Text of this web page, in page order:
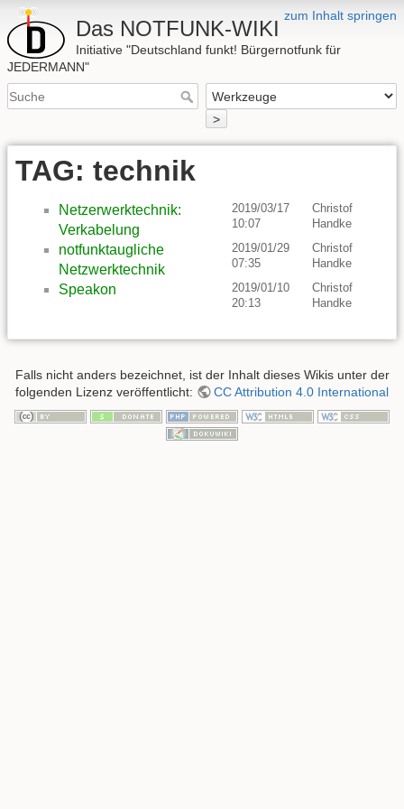
zum Inhalt springen
Das NOTFUNK-WIKI
Initiative "Deutschland funkt! Bürgernotfunk für
JEDERMANN"
>
TAG: technik
Netzerwerktechnik:
Verkabelung
2019/03/17
10:07
Christof
Handke
notfunktaugliche
Netzwerktechnik
2019/01/29
07:35
Christof
Handke
Speakon
2019/01/10
20:13
Christof
Handke
Falls nicht anders bezeichnet, ist der Inhalt dieses Wikis unter der
folgenden Lizenz veröffentlicht:
CC Attribution 4.0 International